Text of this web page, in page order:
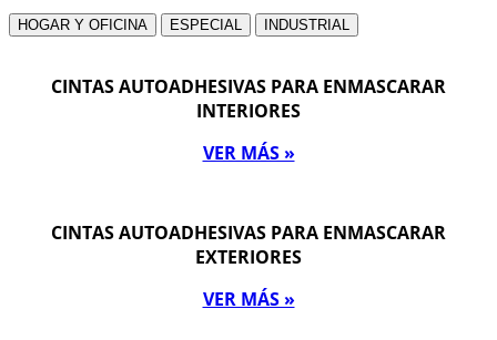
HOGAR Y OFICINA ESPECIAL INDUSTRIAL
CINTAS AUTOADHESIVAS PARA ENMASCARAR
INTERIORES
VER MÁS »
CINTAS AUTOADHESIVAS PARA ENMASCARAR
EXTERIORES
VER MÁS »